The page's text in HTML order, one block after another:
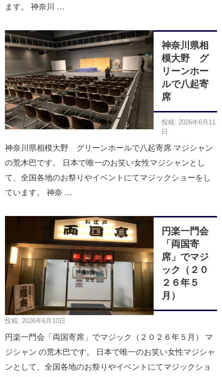
ます。 神奈川 …
神奈川県相
模大野 グ
リーンホー
ルで八起寄
席
投稿: 2026年6月11
日
神奈川県相模大野 グリーンホールで八起寄席 マジシャン
の荒木巴です。 日本で唯一のお笑い女性マジシャンとし
て、全国各地のお祭りやイベントにてマジックショーをし
ています。 神奈 …
円楽一門会
「両国寄
席」でマジ
ック（２０
２６年５
月）
投稿: 2026年6月10日
円楽一門会「両国寄席」でマジック（２０２６年５月） マ
ジシャン の荒木巴です。 日本で唯一のお笑い女性マジシャ
ンとして、全国各地のお祭りやイベントにてマジックショ